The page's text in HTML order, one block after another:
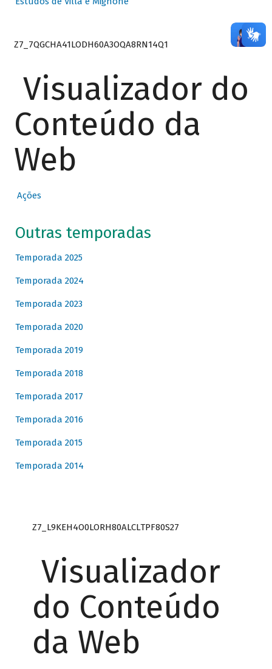
Z7_7QGCHA41LODH60A3OQA8RN14Q1
Visualizador do
Conteúdo da
Web
Ações
Outras temporadas
Temporada 2025
Temporada 2024
Temporada 2023
Temporada 2020
Temporada 2019
Temporada 2018
Temporada 2017
Temporada 2016
Temporada 2015
Temporada 2014
Z7_L9KEH4O0LORH80ALCLTPF80S27
Visualizador
do Conteúdo
da Web